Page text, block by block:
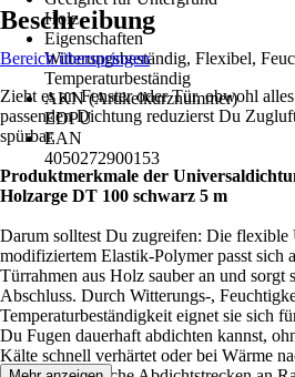
Holz
Eigenschaften
Witterungsbeständig, Flexibel,
Temperaturbeständig
AKN (Artikelkurznummer)
EDPU
EAN
4050272900153
Beschreibung
Bereich überspringen
Zieht es an Fenster oder Tür, obwohl
passenden Dichtung reduzierst Du
spürbar.
Produktmerkmale der
Holzarge DT 100 schwarz 5 m
Darum solltest Du zugreifen: Die flexible
modifiziertem Elastik-Polymer passt sich
Türrahmen aus Holz sauber an und sorgt
Abschluss. Durch Witterungs-,
Temperaturbeständigkeit eignet sie sich
Du Fugen dauerhaft abdichten kannst,
Kälte schnell verhärtet oder bei Wärme